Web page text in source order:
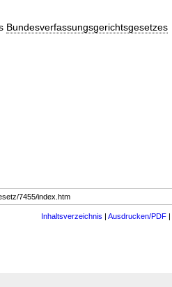
Bundesverfassungsgerichtsgesetzes
7455/index.htm
Inhaltsverzeichnis | Ausdrucken/PDF |